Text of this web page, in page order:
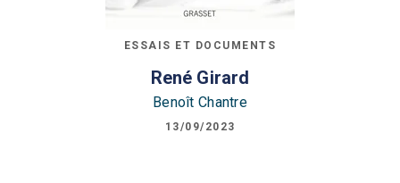
ESSAIS ET DOCUMENTS
René Girard
Benoît Chantre
13/09/2023